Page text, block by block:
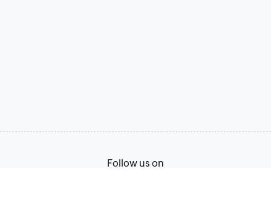
Follow us on